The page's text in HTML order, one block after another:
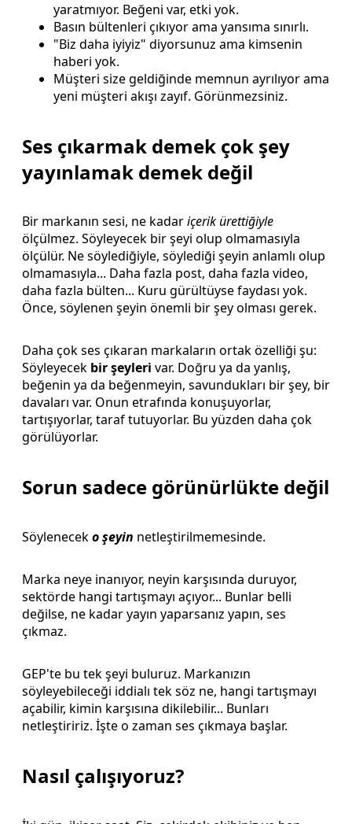
yaratmıyor. Beğeni var, etki yok.
Basın bültenleri çıkıyor ama yansıma sınırlı.
"Biz daha iyiyiz" diyorsunuz ama kimsenin
haberi yok.
Müşteri size geldiğinde memnun ayrılıyor ama
yeni müşteri akışı zayıf. Görünmezsiniz.
Ses çıkarmak demek çok şey
yayınlamak demek değil
Bir markanın sesi, ne kadariçerik ürettiğiyle
ölçülmez. Söyleyecek bir şeyi olup olmamasıyla
ölçülür. Ne söylediğiyle, söylediği şeyin anlamlı olup
olmamasıyla... Daha fazla post, daha fazla video,
daha fazla bülten... Kuru gürültüyse faydası yok.
Önce, söylenen şeyin önemli bir şey olması gerek.
Daha çok ses çıkaran markaların ortak özelliği şu:
Söyleyecek bir şeyleri var. Doğru ya da yanlış,
beğenin ya da beğenmeyin, savundukları bir şey, bir
davaları var. Onun etrafında konuşuyorlar,
tartışıyorlar, taraf tutuyorlar. Bu yüzden daha çok
görülüyorlar.
Sorun sadece görünürlükte değil
Söyleneceko şeyin netleştirilmemesinde.
Marka neye inanıyor, neyin karşısında duruyor,
sektörde hangi tartışmayı açıyor... Bunlar belli
değilse, ne kadar yayın yaparsanız yapın, ses
çıkmaz.
GEP'te bu tek şeyi buluruz. Markanızın
söyleyebileceği iddialı tek söz ne, hangi tartışmayı
açabilir, kimin karşısına dikilebilir... Bunları
netleştiririz. İşte o zaman ses çıkmaya başlar.
Nasıl çalışıyoruz?